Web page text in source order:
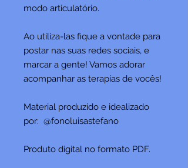
modo articulatório.
Ao utiliza-las fique a vontade para
postar nas suas redes sociais, e
marcar a gente! Vamos adorar
acompanhar as terapias de vocês!
Material produzido e idealizado
por: @fonoluisastefano
Produto digital no formato PDF.